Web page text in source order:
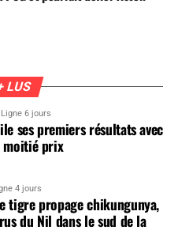
LUS
Ligne 6 jours
ses premiers résultats avec
moitié prix
4 jours
tigre propage chikungunya,
du Nil dans le sud de la